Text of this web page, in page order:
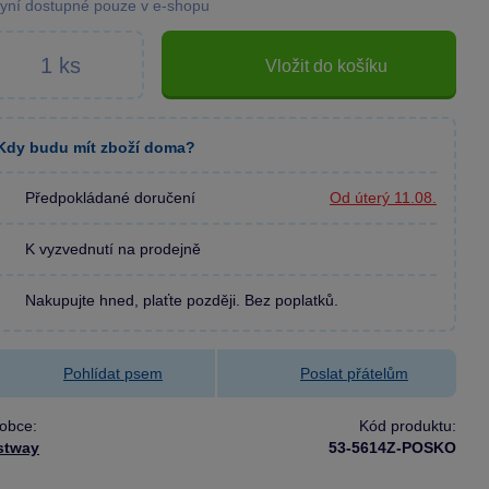
dostupné pouze v e-shopu
Vložit do košíku
budu mít zboží doma?
Předpokládané doručení Od úterý 11.08.
K vyzvednutí na prodejně
Nakupujte hned, plaťte později. Bez poplatků.
Pohlídat psem Poslat přátelům
Kód produktu:
53-5614Z-POSKO